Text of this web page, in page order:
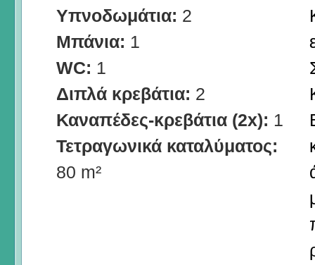
Υπνοδωμάτια: 2
Μπάνια: 1
WC: 1
Διπλά κρεβάτια: 2
Καναπέδες-κρεβάτια (2x): 1
Τετραγωνικά καταλύματος:
80 m²